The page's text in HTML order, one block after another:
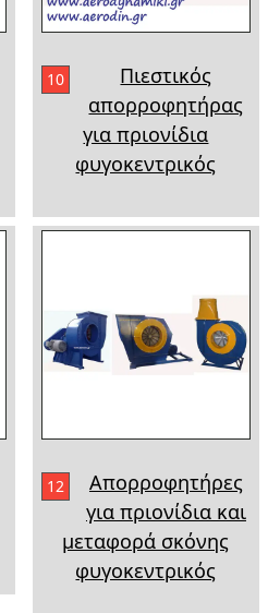
10
Πιεστικός
απορροφητήρας
για πριονίδια
φυγοκεντρικός
12
Απορροφητήρες
για πριονίδια και
μεταφορά σκόνης
φυγοκεντρικός